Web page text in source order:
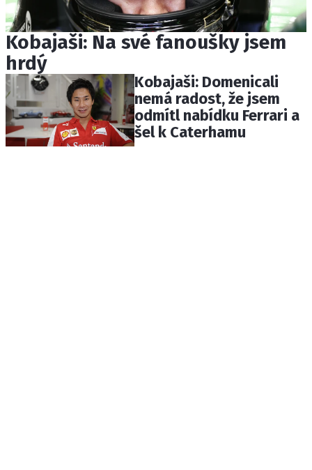
Kobajaši: Na své fanoušky jsem
hrdý
Kobajaši: Domenicali
nemá radost, že jsem
odmítl nabídku Ferrari a
šel k Caterhamu